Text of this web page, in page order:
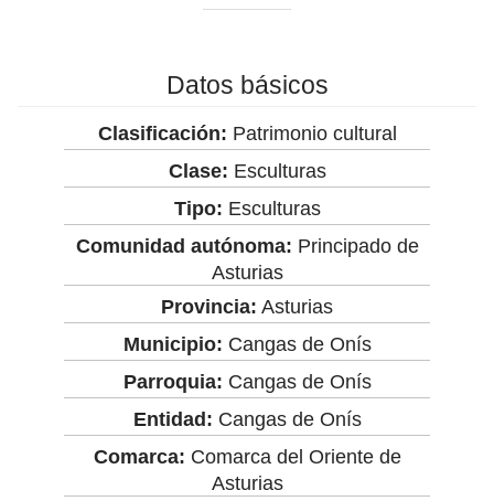
Datos básicos
Clasificación: Patrimonio cultural
Clase: Esculturas
Tipo: Esculturas
Comunidad autónoma: Principado de
Asturias
Provincia: Asturias
Municipio: Cangas de Onís
Parroquia: Cangas de Onís
Entidad: Cangas de Onís
Comarca: Comarca del Oriente de
Asturias